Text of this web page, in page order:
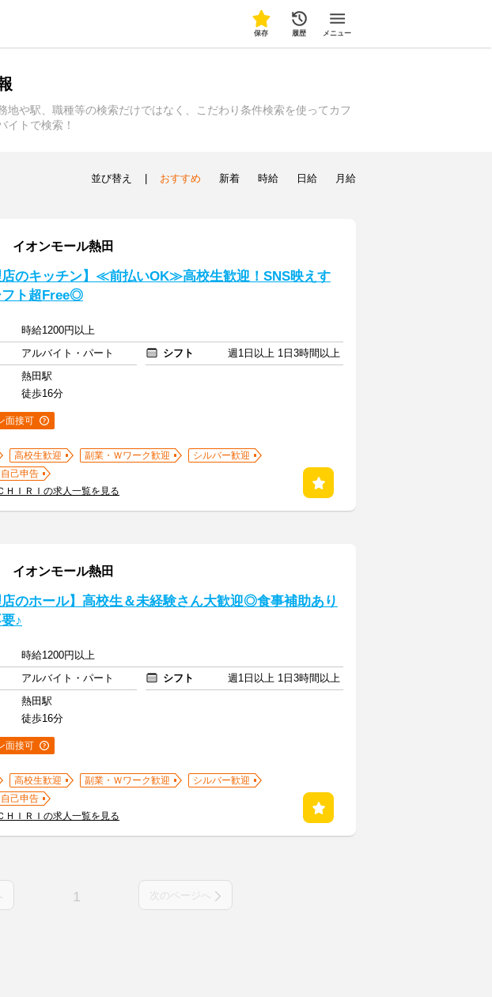
保存 履歴 メニュー
や駅、職種等の検索だけではなく、こだわり条件検索を使ってカフ
イトで検索！
並び替え おすすめ 新着 時給 日給 月給
イオンモール熱田
店のキッチン】≪前払いOK≫高校生歓迎！SNS映えす
ト超Free◎
時給1200円以上
アルバイト・パート シフト
週1日以上 1日3時間以上
熱田駅
徒歩16分
面接可
高校生歓迎 副業・Ｗワーク歓迎
シルバー歓迎
己申告
ＨＩＲＩの求人一覧を見る
イオンモール熱田
店のホール】高校生＆未経験さん大歓迎◎食事補助あり
♪
時給1200円以上
アルバイト・パート シフト
週1日以上 1日3時間以上
熱田駅
徒歩16分
面接可
高校生歓迎 副業・Ｗワーク歓迎
シルバー歓迎
己申告
ＨＩＲＩの求人一覧を見る
1 次のページへ